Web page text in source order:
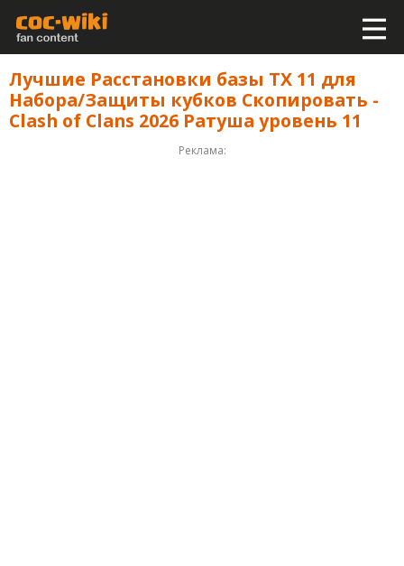
Лучшие Расстановки базы ТХ 11 для
Набора/Защиты кубков Скопировать -
Clash of Clans 2026 Ратуша уровень 11
Реклама: